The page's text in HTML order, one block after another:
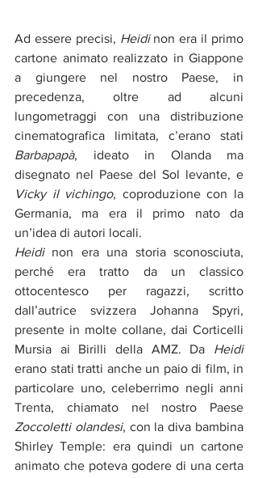
Ad essere precisi, Heidi non era il primo
cartone animato realizzato in Giappone
a giungere nel nostro Paese, in
precedenza, oltre ad alcuni
lungometraggi con una distribuzione
Barbapapà, ideato in Olanda ma
Vicky il vichingo, coproduzione con la
Germania, ma era il primo nato da
un’idea di autori locali.
Heidi non era una storia sconosciuta,
perché era tratto da un classico
ottocentesco per ragazzi, scritto
dall’autrice svizzera Johanna Spyri,
presente in molte collane, dai Corticelli
Mursia ai Birilli della AMZ. Da
Heidi
erano stati tratti anche un paio di film, in
particolare uno, celeberrimo negli anni
Zoccoletti olandesi, con la diva bambina
Shirley Temple: era quindi un cartone
animato che poteva godere di una certa